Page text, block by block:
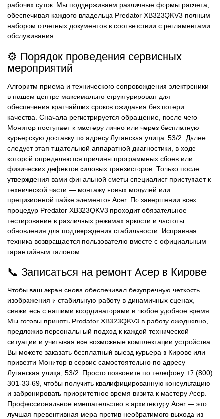
рабочих суток. Мы поддерживаем различные формы расчета,
обеспечивая каждого владельца Predator XB323QKV3 полным
набором отчетных документов в соответствии с регламентами
обслуживания.
⚙️ Порядок проведения сервисных
мероприятий
Алгоритм приема и технического сопровождения электроники
в нашем центре максимально структурирован для
обеспечения кратчайших сроков ожидания без потери
качества. Сначала регистрируется обращение, после чего
Монитор поступает к мастеру лично или через бесплатную
курьерскую доставку по адресу Луганская улица, 53/2. Далее
следует этап тщательной аппаратной диагностики, в ходе
которой определяются причины программных сбоев или
физических дефектов силовых транзисторов. Только после
утверждения вами финальной сметы специалист приступает к
технической части — монтажу новых модулей или
прецизионной пайке элементов Acer. По завершении всех
процедур Predator XB323QKV3 проходит обязательное
тестирование в различных режимах яркости и частоты
обновления для подтверждения стабильности. Исправная
техника возвращается пользователю вместе с официальным
гарантийным талоном.
📞 Записаться на ремонт Асер в Кирове
Чтобы ваш экран снова обеспечивал безупречную четкость
изображения и стабильную работу в динамичных сценах,
свяжитесь с нашими координаторами в любое удобное время.
Мы готовы принять Predator XB323QKV3 в работу ежедневно,
предложив персональный подход к каждой технической
ситуации и учитывая все возможные комплектации устройства.
Вы можете заказать бесплатный выезд курьера в Кирове или
привезти Монитор в сервис самостоятельно по адресу
Луганская улица, 53/2. Просто позвоните по телефону +7 (800)
301-33-69, чтобы получить квалифицированную консультацию
и забронировать приоритетное время визита к мастеру Асер.
Профессиональное вмешательство в архитектуру Acer — это
лучшая превентивная мера против необратимого выхода из